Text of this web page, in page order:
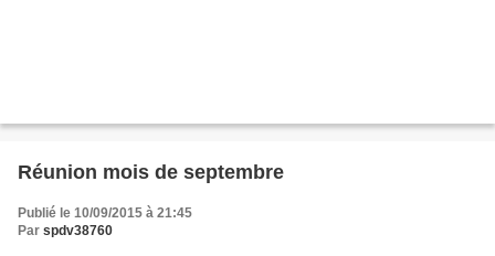
Réunion mois de septembre
Publié le 10/09/2015 à 21:45
Par spdv38760